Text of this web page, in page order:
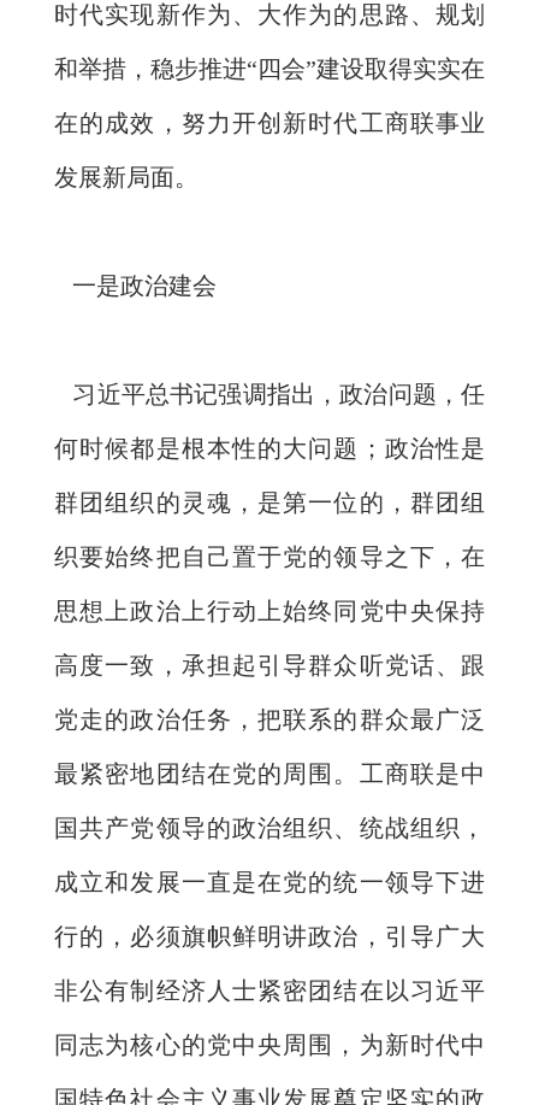
时代实现新作为、大作为的思路、规划
和举措，稳步推进“四会”建设取得实实在
在的成效，努力开创新时代工商联事业
发展新局面。
一是政治建会
习近平总书记强调指出，政治问题，任
何时候都是根本性的大问题；政治性是
群团组织的灵魂，是第一位的，群团组
织要始终把自己置于党的领导之下，在
思想上政治上行动上始终同党中央保持
高度一致，承担起引导群众听党话、跟
党走的政治任务，把联系的群众最广泛
最紧密地团结在党的周围。工商联是中
国共产党领导的政治组织、统战组织，
成立和发展一直是在党的统一领导下进
行的，必须旗帜鲜明讲政治，引导广大
非公有制经济人士紧密团结在以习近平
同志为核心的党中央周围，为新时代中
国特色社会主义事业发展奠定坚实的政